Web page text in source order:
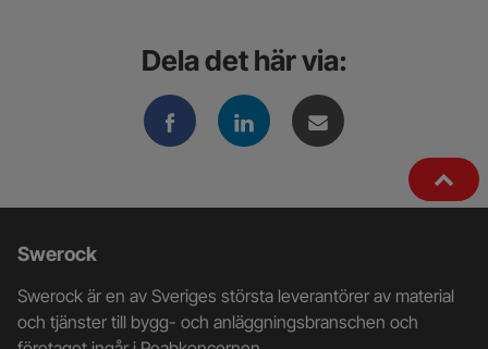
Dela det här via:
Ytterligare
information
och
Swerock
Swerock är en av Sveriges största leverantörer av material
och tjänster till bygg- och anläggningsbranschen och